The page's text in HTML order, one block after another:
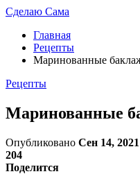
Сделаю Сама
Главная
Рецепты
Маринованные
Рецепты
Маринованные
Опубликовано Сен 14, 2021
204
Поделится